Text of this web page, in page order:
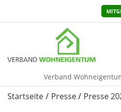
Verband
Startseite Presse Presse